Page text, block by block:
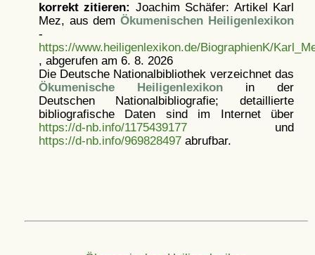
korrekt zitieren: Joachim Schäfer: Artikel
Karl
Mez, aus demÖkumenischen Heiligenlexikon
-
https://www.heiligenlexikon.de/BiographienK/
, abgerufen am 6. 8. 2026
Die Deutsche Nationalbibliothek verzeichnet das
Ökumenische Heiligenlexikonin der
Deutschen Nationalbibliografie; detaillierte
bibliografische Daten sind im Internet über
https://d-nb.info/1175439177und
https://d-nb.info/969828497abrufbar.